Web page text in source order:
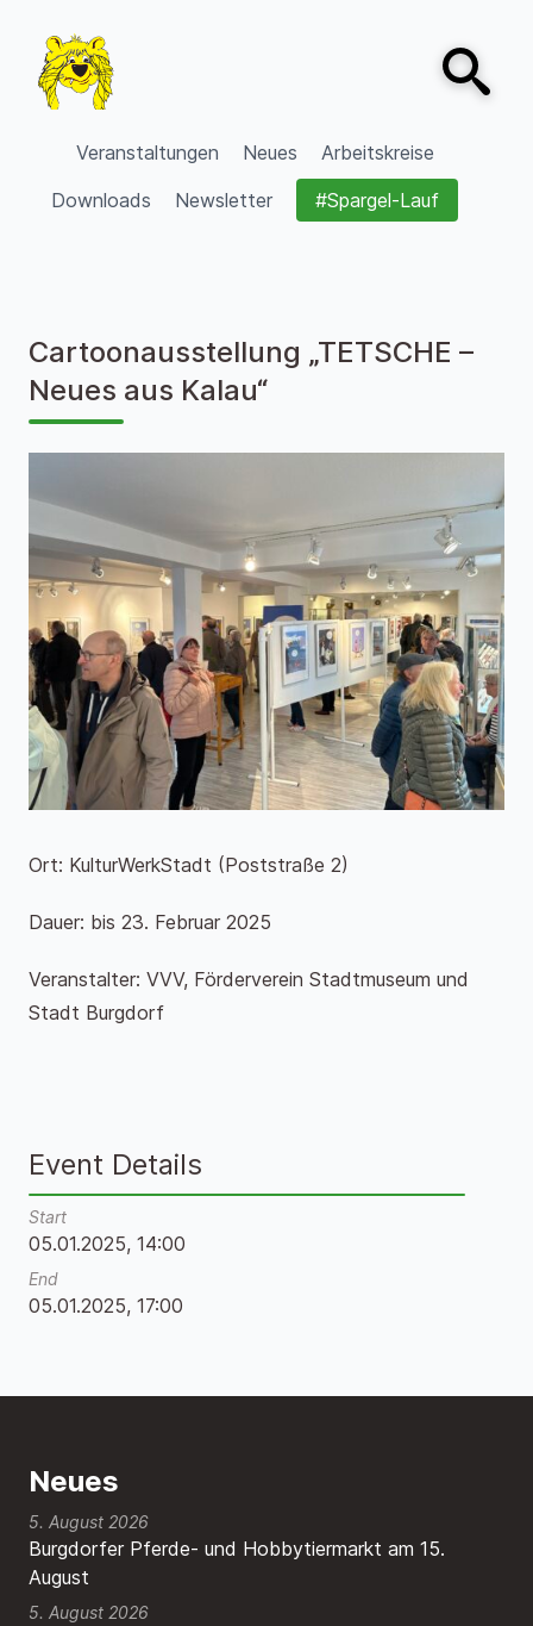
VVV Burgdorf
Veranstaltungen Neues
Arbeitskreise
Downloads
Newsletter #Spargel-Lauf
Open
Cartoonausstellung „TETSCHE –
Neues aus Kalau“
Ort: KulturWerkStadt (Poststraße 2)
Dauer: bis 23. Februar 2025
Veranstalter: VVV, Förderverein Stadtmuseum und
Stadt Burgdorf
Event Details
Start
05.01.2025, 14:00
End
05.01.2025, 17:00
Neues
Burgdorfer Pferde- und Hobbytiermarkt am 15.
August
5. August 2026
5. August 2026